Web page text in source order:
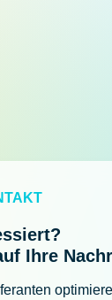
Ihre